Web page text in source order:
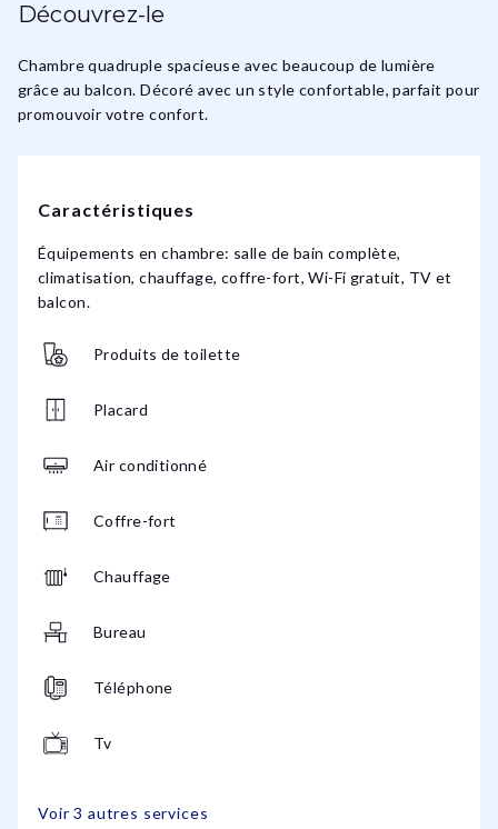
Découvrez-le
Chambre quadruple spacieuse avec beaucoup de lumière
grâce au balcon. Décoré avec un style confortable, parfait pour
promouvoir votre confort.
Caractéristiques
Équipements en chambre: salle de bain complète,
climatisation, chauffage, coffre-fort, Wi-Fi gratuit, TV et
balcon.
Produits de toilette
Placard
Air conditionné
Coffre-fort
Chauffage
Bureau
Téléphone
Tv
Voir 3 autres services